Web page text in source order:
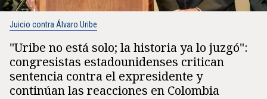
Juicio contra Álvaro Uribe
"Uribe no está solo; la historia ya lo juzgó":
congresistas estadounidenses critican
sentencia contra el expresidente y
continúan las reacciones en Colombia